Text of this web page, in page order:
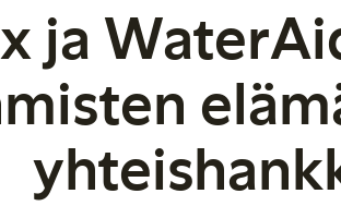
ja